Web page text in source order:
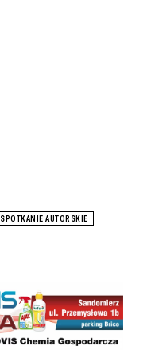
SPOTKANIE AUTORSKIE